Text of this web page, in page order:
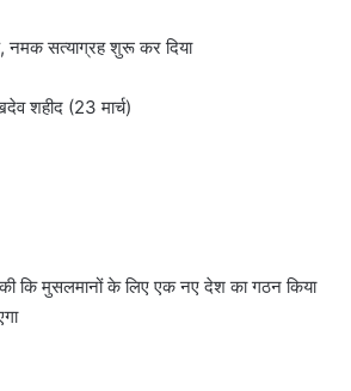
नमक सत्याग्रह शुरू कर दिया
शहीद (23 मार्च)
कि मुसलमानों के लिए एक नए देश का गठन किया